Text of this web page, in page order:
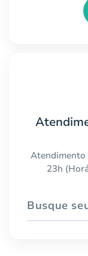
Atendimento
23h
Busque